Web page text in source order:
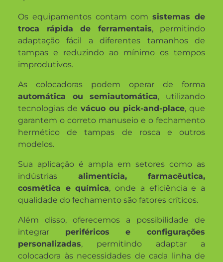
Os equipamentos contam comsistemas de
troca rápida de ferramentais, permitindo
adaptação fácil a diferentes tamanhos de
tampas e reduzindo ao mínimo os tempos
improdutivos.
As colocadoras podem operar de forma
automática ou semiautomática, utilizando
tecnologias de vácuo ou pick-and-place, que
garantem o correto manuseio e o fechamento
hermético de tampas de rosca e outros
modelos.
Sua aplicação é ampla em setores como as
indústrias alimentícia, farmacêutica,
cosmética e química, onde a eficiência e a
qualidade do fechamento são fatores críticos.
Além disso, oferecemos a possibilidade de
integrar periféricos e configurações
personalizadas, permitindo adaptar a
colocadora às necessidades de cada linha de